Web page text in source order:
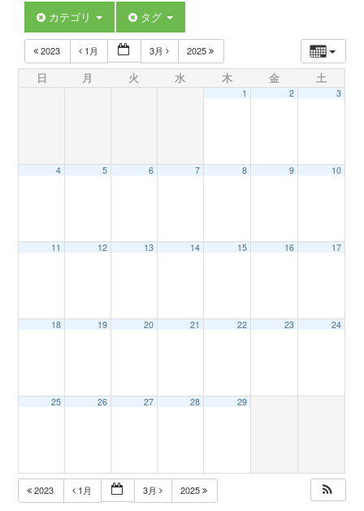
t
i
カテゴリ タグ
2023 1月 3月 2025
日 月 火 水 木 金 土
1 2 3
4 5 6 7 8 9 10
11 12 13 14 15 16 17
18 19 20 21 22 23 24
25 26 27 28 29
2023 1月 3月 2025